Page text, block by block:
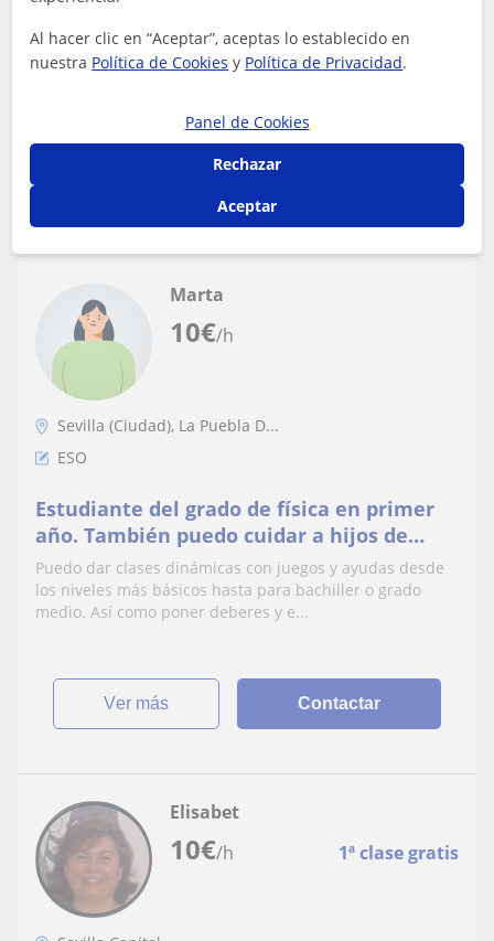
morfosintaxis...), con experiencia y
buenos resultados . Posibilidad de
Soy persona que combino mi formación académica de
licenciada en Geografía e Historia ,con la posibilidad de
10€/h
Marta
Sevilla (Ciudad), La Puebla D...
ESO
Estudiante del grado de física en primer
año. También puedo cuidar a hijos de
cualquier edad.
Puedo dar clases dinámicas con juegos y ayudas desde
los niveles más básicos hasta para bachiller o grado
medio. Así como poner deberes y e...
ver más Contactar
10€/h 1ª clase gratis
Elisabet
Al hacer clic en “Aceptar”, aceptas lo establecido en
nuestra Política de Cookies y Política de Privacidad.
Panel de Cookies
Rechazar
Aceptar